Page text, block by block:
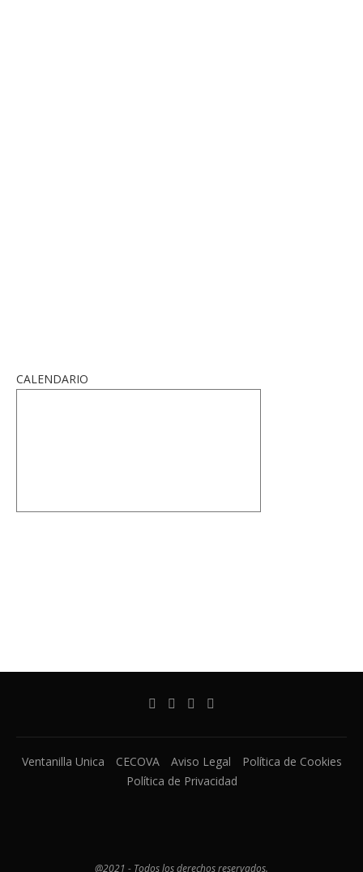
CALENDARIO
Ventanilla Unica CECOVA Aviso Legal
Política de Cookies
Política de Privacidad
@2021 - Todos los derechos reservados.